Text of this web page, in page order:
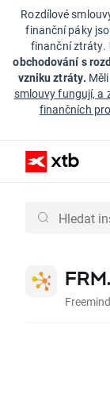
Rozdílové
finanční páky
finanční ztráty.
obchodování s
vzniku ztráty.
smlouvy fungují, a
finančních